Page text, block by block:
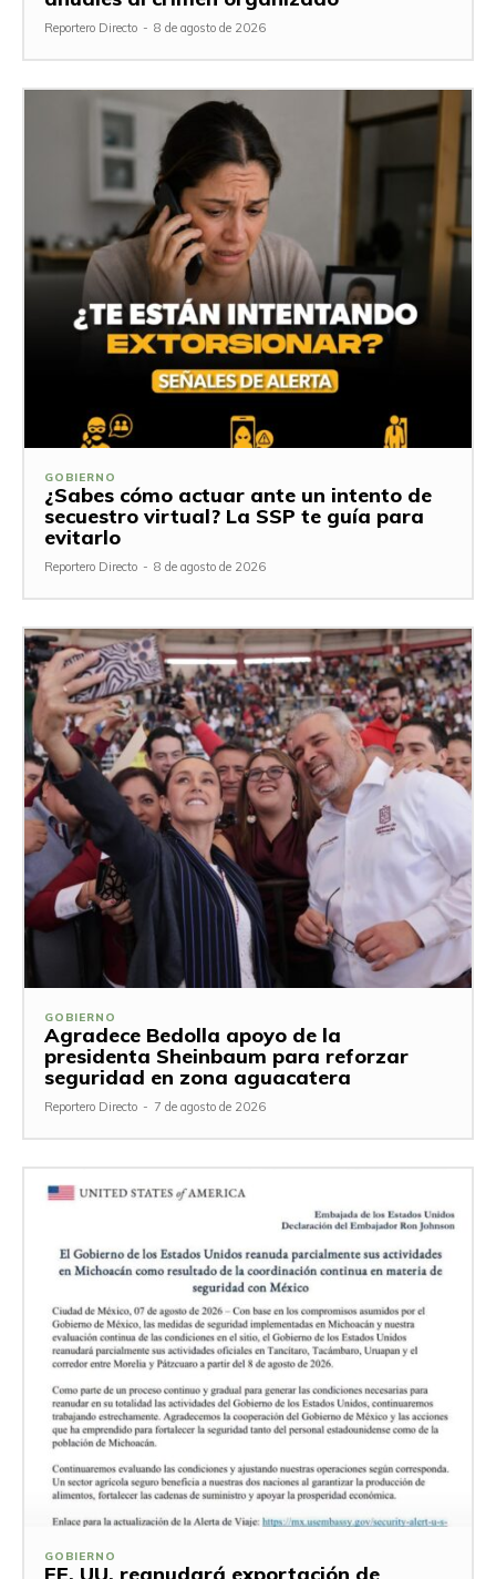
Reportero Directo - 8 de agosto de 2026
GOBIERNO
¿Sabes cómo actuar ante un intento de
secuestro virtual? La SSP te guía para
evitarlo
Reportero Directo - 8 de agosto de 2026
GOBIERNO
Agradece Bedolla apoyo de la
presidenta Sheinbaum para reforzar
seguridad en zona aguacatera
Reportero Directo - 7 de agosto de 2026
GOBIERNO
EE. UU. reanudará exportación de